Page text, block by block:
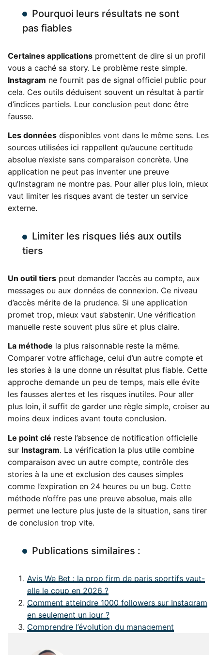
Pourquoi leurs résultats ne sont
pas fiables
Certaines applications promettent de dire si un profil
vous a caché sa story. Le problème reste simple.
Instagram ne fournit pas de signal officiel public pour
cela. Ces outils déduisent souvent un résultat à partir
d’indices partiels. Leur conclusion peut donc être
fausse.
Les données disponibles vont dans le même sens. Les
sources utilisées ici rappellent qu’aucune certitude
absolue n’existe sans comparaison concrète. Une
application ne peut pas inventer une preuve
qu’Instagram ne montre pas. Pour aller plus loin, mieux
vaut limiter les risques avant de tester un service
externe.
Limiter les risques liés aux outils
tiers
Un outil tiers peut demander l’accès au compte, aux
messages ou aux données de connexion. Ce niveau
d’accès mérite de la prudence. Si une application
promet trop, mieux vaut s’abstenir. Une vérification
manuelle reste souvent plus sûre et plus claire.
La méthode la plus raisonnable reste la même.
Comparer votre affichage, celui d’un autre compte et
les stories à la une donne un résultat plus fiable. Cette
approche demande un peu de temps, mais elle évite
les fausses alertes et les risques inutiles. Pour aller
plus loin, il suffit de garder une règle simple, croiser au
moins deux indices avant toute conclusion.
Le point clé reste l’absence de notification officielle
sur Instagram. La vérification la plus utile combine
comparaison avec un autre compte, contrôle des
stories à la une et exclusion des causes simples
comme l’expiration en 24 heures ou un bug. Cette
méthode n’offre pas une preuve absolue, mais elle
permet une lecture plus juste de la situation, sans tirer
de conclusion trop vite.
Publications similaires :
Avis We Bet : la prop firm de paris sportifs vaut-
elle le coup en 2026 ?
Comment atteindre 1000 followers sur Instagram
en seulement un jour ?
Comprendre l’évolution du management